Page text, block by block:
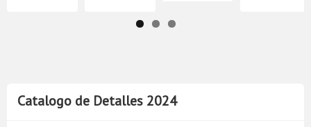
Catalogo de Detalles 2024